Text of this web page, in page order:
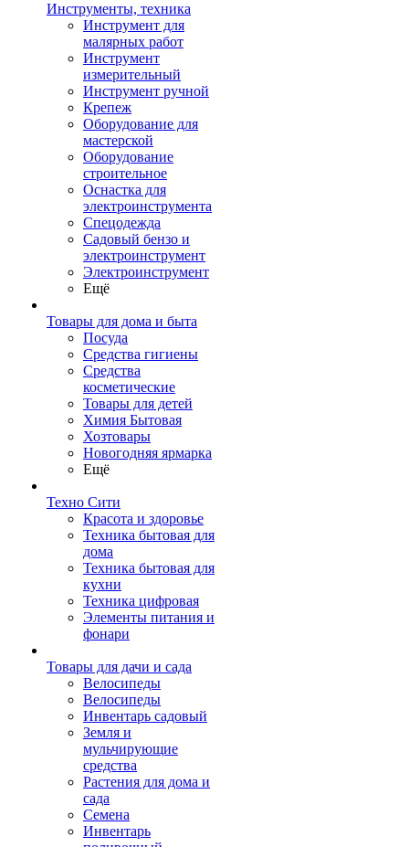
Инструменты, техника
Инструмент для
малярных работ
Инструмент
измерительный
Инструмент ручной
Крепеж
Оборудование для
мастерской
Оборудование
строительное
Оснастка для
электроинструмента
Спецодежда
Садовый бензо и
электроинструмент
Электроинструмент
Ещё
Товары для дома и быта
Посуда
Средства гигиены
Средства
косметические
Товары для детей
Химия Бытовая
Хозтовары
Новогодняя ярмарка
Ещё
Техно Сити
Красота и здоровье
Техника бытовая для
дома
Техника бытовая для
кухни
Техника цифровая
Элементы питания и
фонари
Товары для дачи и сада
Велосипеды
Велосипеды
Инвентарь садовый
Земля и
мульчирующие
средства
Растения для дома и
сада
Семена
Инвентарь